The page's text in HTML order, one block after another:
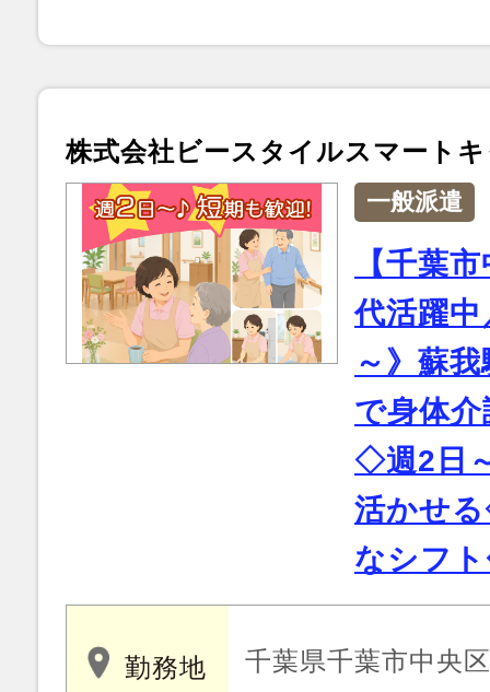
株式会社ビースタイルスマート
一般派遣
【千葉
代活躍
～》蘇
で身体
◇週2日
活かせ
なシフ
勤務地 千葉県千葉市中央